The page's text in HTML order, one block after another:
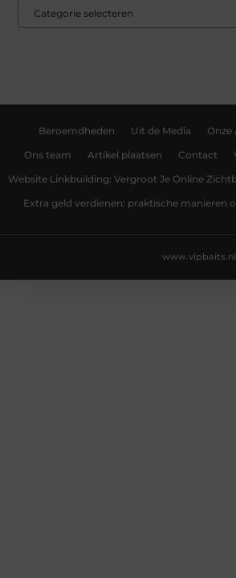
Beroemdheden Uit de Media Onze
Ons team Artikel plaatsen Contact
Website Linkbuilding: Vergroot Je Online
Extra geld verdienen: praktische manieren